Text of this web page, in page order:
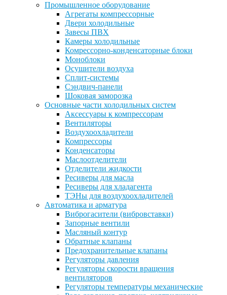
Промышленное оборудование
Агрегаты компрессорные
Двери холодильные
Завесы ПВХ
Камеры холодильные
Комрессорно-конденсаторные блоки
Моноблоки
Осушители воздуха
Сплит-системы
Сэндвич-панели
Шоковая заморозка
Основные части холодильных систем
Аксессуары к компрессорам
Вентиляторы
Воздухоохладители
Компрессоры
Конденсаторы
Маслоотделители
Отделители жидкости
Ресиверы для масла
Ресиверы для хладагента
ТЭНы для воздухоохладителей
Автоматика и арматура
Виброгасители (вибровставки)
Запорные вентили
Масляный контур
Обратные клапаны
Предохранительные клапаны
Регуляторы давления
Регуляторы скорости вращения
вентиляторов
Регуляторы температуры механические